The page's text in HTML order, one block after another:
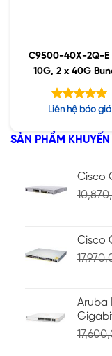
C9500-40X-2Q-E
10G, 2 x 40G
Network
Được xếp
5 sao
Liên hệ báo giá
SẢN PHẨM KHUYẾN
Cisco
Cisco
Aruba